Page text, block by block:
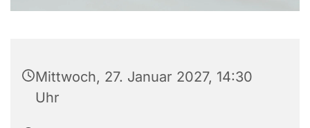
Mittwoch, 27. Januar 2027, 14:30
Uhr